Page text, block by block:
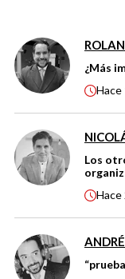
¿Más
Hace
Los
Hace